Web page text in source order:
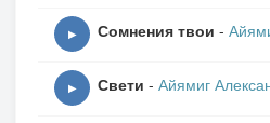
Снова в любви не
▶ Сомнения твои -
▶ Свети - Айямиг